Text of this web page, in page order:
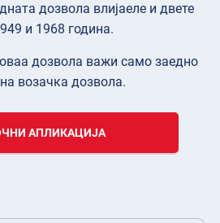
дозвола влијаеле и двете
и 1968 година.
дозвола важи само заедно
возачка дозвола.
АПЛИКАЦИЈА